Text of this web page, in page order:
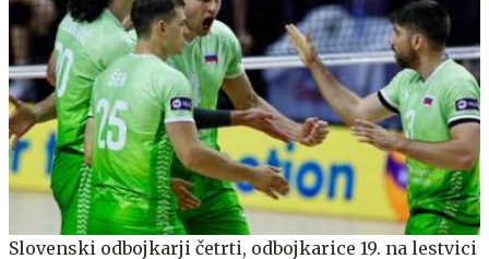
Slovenski odbojkarji četrti, odbojkarice 19. na lestvici